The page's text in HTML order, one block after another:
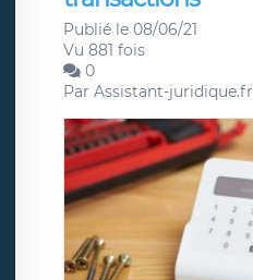
Publié le 08/06/21
Vu 881 fois
0
Par Assistant-juridique.fr